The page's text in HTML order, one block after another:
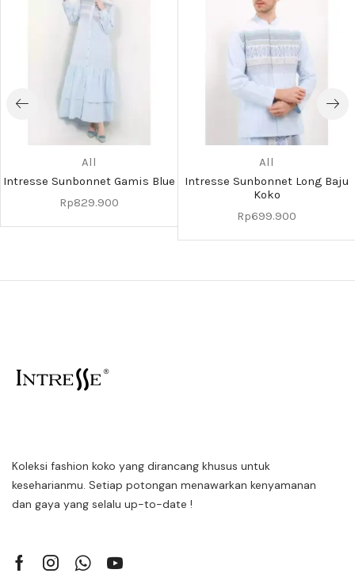
All
Intresse Sunbonnet Gamis Blue
Rp829.900
All
Intresse Sunbonnet Long Baju
Koko
Rp699.900
Koleksi fashion koko yang dirancang khusus untuk
keseharianmu. Setiap potongan menawarkan kenyamanan
dan gaya yang selalu up-to-date !